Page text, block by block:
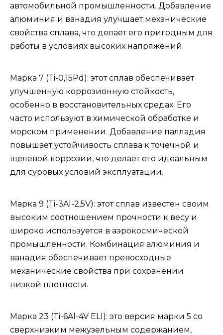
​​автомобильной промышленности. Добавление
алюминия и ванадия улучшает механические
свойства сплава, что делает его пригодным для
работы в условиях высоких напряжений.
Марка 7 (Ti-0,15Pd): этот сплав обеспечивает
улучшенную коррозионную стойкость,
особенно в восстановительных средах. Его
часто используют в химической обработке и
морском применении. Добавление палладия
повышает устойчивость сплава к точечной и
щелевой коррозии, что делает его идеальным
для суровых условий эксплуатации.
Марка 9 (Ti-3Al-2,5V): этот сплав известен своим
высоким соотношением прочности к весу и
широко используется в аэрокосмической
промышленности. Комбинация алюминия и
ванадия обеспечивает превосходные
механические свойства при сохранении
низкой плотности.
Марка 23 (Ti-6Al-4V ELI): это версия марки 5 со
сверхнизким межузельным содержанием,